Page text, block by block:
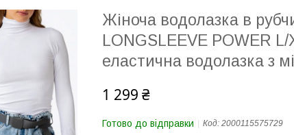
Жіноча водолазка в
LONGSLEEVE POWER
еластична водолазка з
1 299 ₴
Готово до відправки Код: 2000115575729